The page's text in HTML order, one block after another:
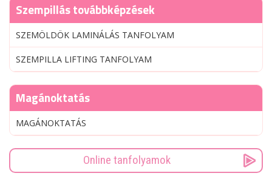
Szempillás továbbképzések
SZEMÖLDÖK LAMINÁLÁS TANFOLYAM
SZEMPILLA LIFTING TANFOLYAM
Magánoktatás
MAGÁNOKTATÁS
Online tanfolyamok